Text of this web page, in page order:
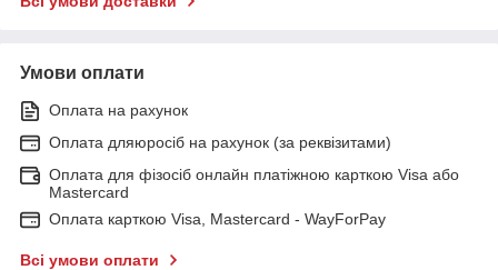
Умови оплати
Оплата на рахунок
Оплата дляюросіб на рахунок (за реквізитами)
Оплата для фізосіб онлайн платіжною карткою Visa або
Mastercard
Оплата карткою Visa, Mastercard - WayForPay
Всі умови оплати